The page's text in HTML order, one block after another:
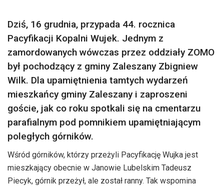
Dziś, 16 grudnia, przypada 44. rocznica
Pacyfikacji Kopalni Wujek. Jednym z
zamordowanych wówczas przez oddziały ZOMO
był pochodzący z gminy Zaleszany Zbigniew
Wilk. Dla upamiętnienia tamtych wydarzeń
mieszkańcy gminy Zaleszany i zaproszeni
goście, jak co roku spotkali się na cmentarzu
parafialnym pod pomnikiem upamiętniającym
poległych górników.
Wśród górników, którzy przeżyli Pacyfikację Wujka jest
mieszkający obecnie w Janowie Lubelskim Tadeusz
Piecyk, górnik przeżył, ale został ranny. Tak wspomina